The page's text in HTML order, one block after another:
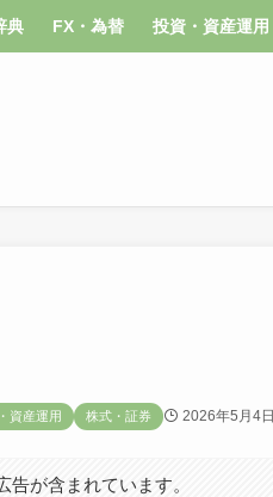
典 FX・為替 投資・資産運用
資産運用 株式・証券 2026年5月4日
告が含まれています。